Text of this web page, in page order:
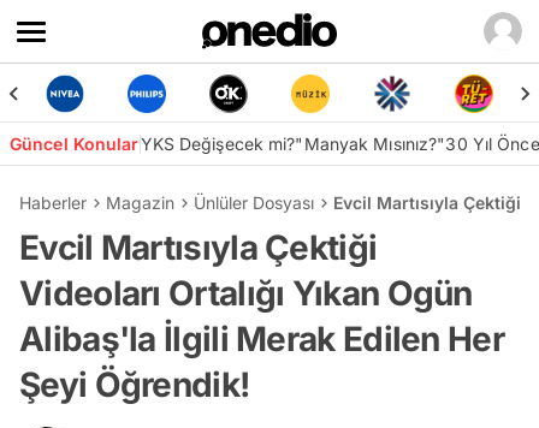
Güncel KonularYKS Değişecek mi?"Manyak Mısınız?"30 Yıl
Haberler Magazin Ünlüler Dosyası Evcil Martısıyla Çektiği
Evcil Martısıyla Çektiği
Videoları Ortalığı Yıkan Ogün
Alibaş'la İlgili Merak Edilen Her
Şeyi Öğrendik!